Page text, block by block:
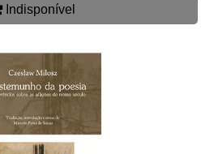
Indisponível